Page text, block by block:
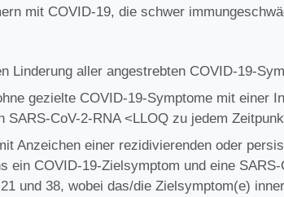
mit COVID-19, die schwer
Linderung aller angestrebten COVID-19-
gezielte COVID-19-Symptome mit einer
SARS-CoV-2-RNA <LLOQ zu jedem
Anzeichen einer rezidivierenden oder
ein COVID-19-Zielsymptom und eine
und 38, wobei das/die Zielsymptom(e)